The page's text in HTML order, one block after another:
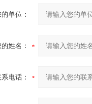
单位：
姓名：
电话：